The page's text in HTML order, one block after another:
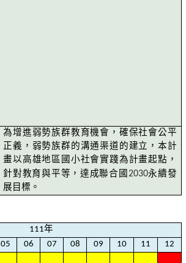
為增進弱勢族群教育機會，確保社會公平
正義，弱勢族群的溝通渠道的建立，本計
畫以高雄地區國小社會實踐為計畫起點，
針對教育與平等，達成聯合國 2030永續發
展目標。
111年
05 06 07 08 09 10 11 12